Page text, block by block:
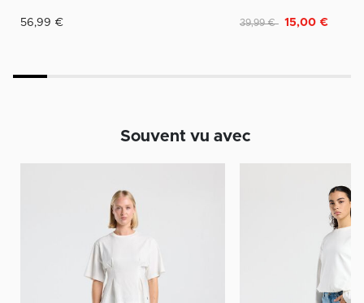
56,99 € Remise de
39,99 € 15,00 €
Souvent vu avec